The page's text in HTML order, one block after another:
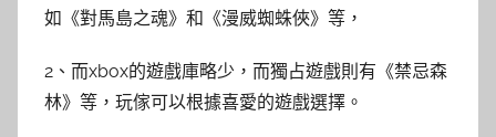
如《對馬島之魂》和《漫威蜘蛛俠》等，
2、而xbox的遊戲庫略少，而獨占遊戲則有《禁忌森
林》等，玩傢可以根據喜愛的遊戲選擇。